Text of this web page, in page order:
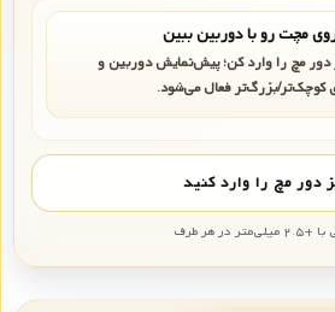
مچت رو با دوربین ببین
دور مچ را وارد کن؛ پیش‌نمایش دوربین و
کوچک‌تر/بزرگ‌تر فعال می‌شود.
دور مچ را وارد کنید
هر طرف